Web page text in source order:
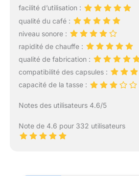
facilité d’utilisation :
qualité du café :
niveau sonore :
rapidité de chauffe :
qualité de fabrication :
compatibilité des capsules :
capacité de la tasse :
Notes des utilisateurs 4.6/5
Note de 4.6 pour 332 utilisateurs